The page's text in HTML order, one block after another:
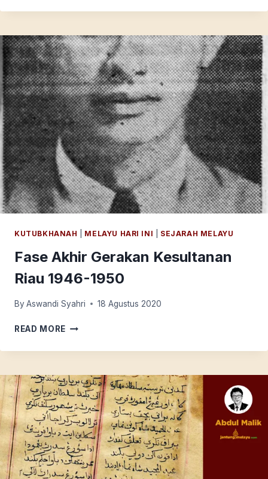
MELAYU
KUTUBKHANAH MELAYU HARI INI SEJARAH MELAYU
Fase Akhir Gerakan Kesultanan
Riau 1946-1950
By Aswandi Syahri 18 Agustus 2020
READ MORE FASE
GERAKAN
RIAU
1946-
1950